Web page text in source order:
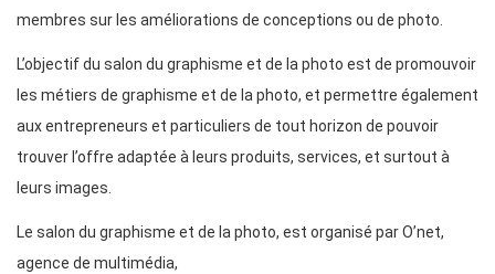
membres sur les améliorations de conceptions ou de photo.
L’objectif du salon du graphisme et de la photo est de promouvoir
les métiers de graphisme et de la photo, et permettre également
aux entrepreneurs et particuliers de tout horizon de pouvoir
trouver l’offre adaptée à leurs produits, services, et surtout à
leurs images.
Le salon du graphisme et de la photo, est organisé par O’net,
agence de multimédia,